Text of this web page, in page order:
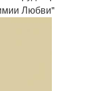
Любви"